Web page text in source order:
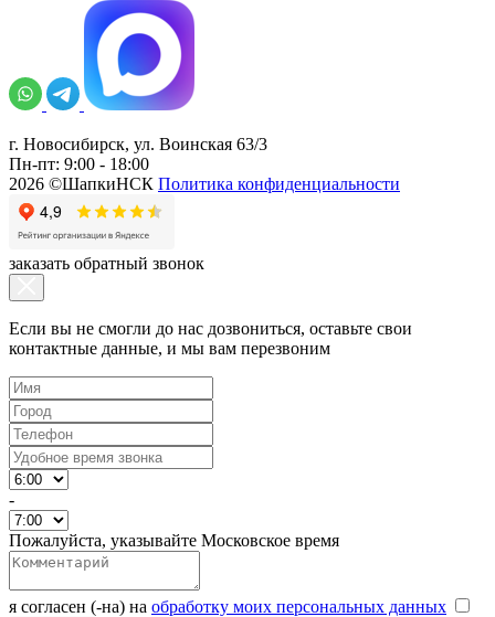
г. Новосибирск, ул. Воинская 63/3
Пн-пт: 9:00 - 18:00
2026 ©ШапкиНСК Политика конфиденциальности
заказать обратный звонок
Если вы не смогли до нас дозвониться, оставьте свои
контактные данные, и мы вам перезвоним
-
Пожалуйста, указывайте Московское время
я согласен (-на) на обработку моих персональных данных